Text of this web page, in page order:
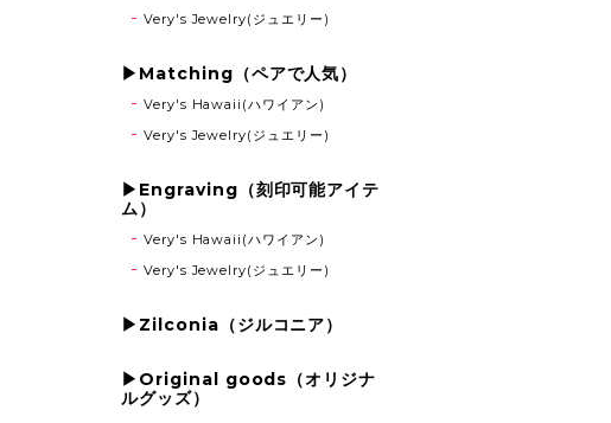
Very's Jewelry(ジュエリー)
▶Matching（ペアで人気）
Very's Hawaii(ハワイアン)
Very's Jewelry(ジュエリー)
▶Engraving（刻印可能アイテ
ム）
Very's Hawaii(ハワイアン)
Very's Jewelry(ジュエリー)
▶Zilconia（ジルコニア）
▶Original goods（オリジナ
ルグッズ）